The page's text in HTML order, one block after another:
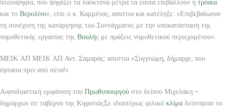
και το Βερολίνο», είπε ο κ. Καμμένος, απιστια και κατέληξε: «Επιβεβαίωσαν
τη συνέχιση της κατάργησης του Συντάγματος με την υποκατάσταση της
νομοθετικής εργασίας της Βουλής με πράξεις νομοθετικού περιεχομένου».
ΜΕΙΚ ΑΠ ΜΕΙΚ ΑΠ Αντ. Σαμαράς: απιστια «Συγγνώμη, δήμαρχε, που
έφτασα πριν από σένα!»
Αιφνιδιαστική εμφάνιση του Πρωθυπουργού στο δείπνο Μιχελάκη –
δημάρχων σε ταβέρνα της ΚηφισιάςΣε ιδιαιτέρως φιλικό κλίμα δείπνησαν το